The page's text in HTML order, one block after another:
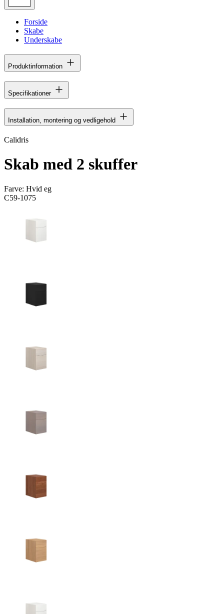
Forside
Skabe
Underskabe
Produktinformation
Specifikationer
Installation, montering og vedligehold
Calidris
Skab med 2 skuffer
Farve: Hvid eg
C59-1075